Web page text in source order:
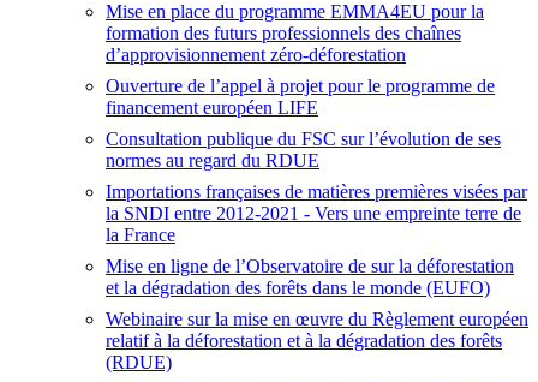
Mise en place du programme EMMA4EU pour la
formation des futurs professionnels des chaînes
d’approvisionnement zéro-déforestation
Ouverture de l’appel à projet pour le programme de
financement européen LIFE
Consultation publique du FSC sur l’évolution de ses
normes au regard du RDUE
Importations françaises de matières premières visées par
la SNDI entre 2012-2021 - Vers une empreinte terre de
la France
Mise en ligne de l’Observatoire de sur la déforestation
et la dégradation des forêts dans le monde (EUFO)
Webinaire sur la mise en œuvre du Règlement européen
relatif à la déforestation et à la dégradation des forêts
(RDUE)